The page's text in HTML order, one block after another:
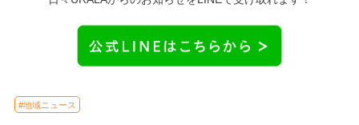
#地域ニュース